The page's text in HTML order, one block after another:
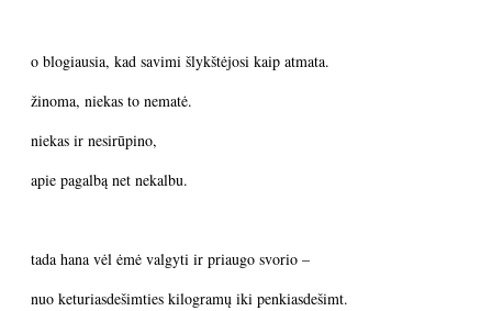
o blogiausia, kad savimi šlykštėjosi kaip atmata.
žinoma, niekas to nematė.
niekas ir nesirūpino,
apie pagalbą net nekalbu.
tada hana vėl ėmė valgyti ir priaugo svorio –
nuo keturiasdešimties kilogramų iki penkiasdešimt.